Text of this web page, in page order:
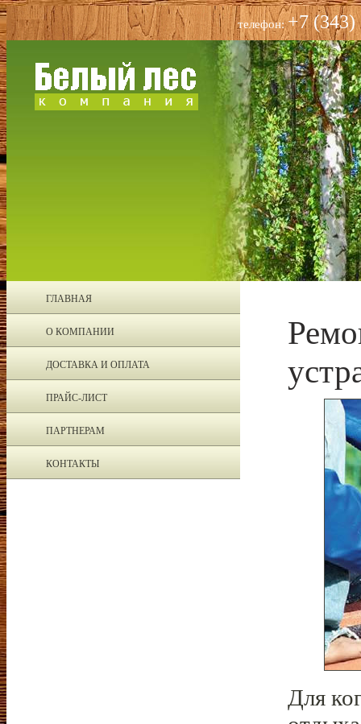
телефон:+7 (343)
ГЛАВНАЯ
О КОМПАНИИ
ДОСТАВКА И ОПЛАТА
ПРАЙС-ЛИСТ
ПАРТНЕРАМ
КОНТАКТЫ
Для